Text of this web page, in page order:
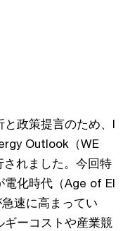
政策提言のため、I
Outlook（WE
されました。今回特
電化時代（Age of El
速に高まってい
ギーコストや産業競